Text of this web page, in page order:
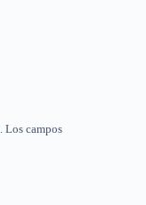
Los campos